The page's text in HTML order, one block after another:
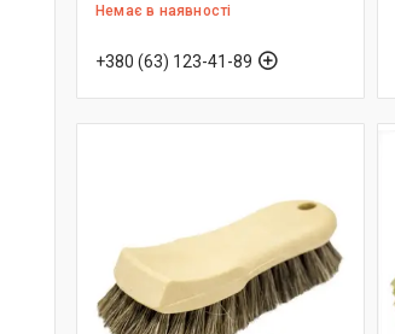
Немає в наявності
+380 (63) 123-41-89